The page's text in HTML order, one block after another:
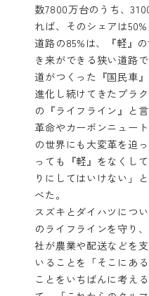
数7800万台のうち、
れば、そのシェアは
道路の85%は、『軽』
き来ができる狭い道路
道がつくった『国民車
進化し続けてきたプラ
の『ライフライン』と
革命やカーボンニュー
の世界にも大変革を迫
っても『軽』をなくし
りにしてはいけない」
べた。
スズキとダイハツにつ
のライフラインを守り
社が農業や配送などを
いることを「そこにあ
ことをいちばんに考え